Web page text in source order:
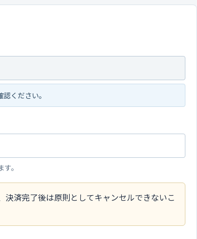
ください。
。
済完了後は原則としてキャンセルできないこ